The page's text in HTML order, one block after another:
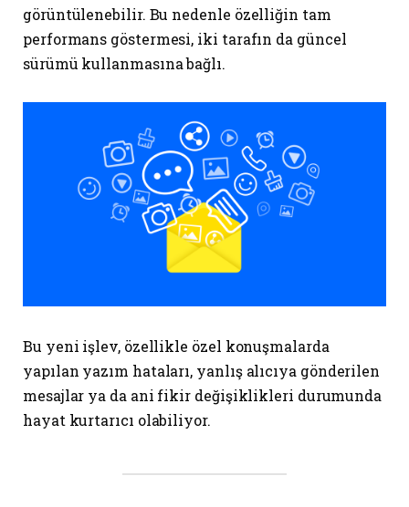
görüntülenebilir. Bu nedenle özelliğin tam
performans göstermesi, iki tarafın da güncel
sürümü kullanmasına bağlı.
Bu yeni işlev, özellikle özel konuşmalarda
yapılan yazım hataları, yanlış alıcıya gönderilen
mesajlar ya da ani fikir değişiklikleri durumunda
hayat kurtarıcı olabiliyor.